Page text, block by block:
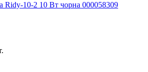
Ridy-10-2 10 Вт чорна 000058309